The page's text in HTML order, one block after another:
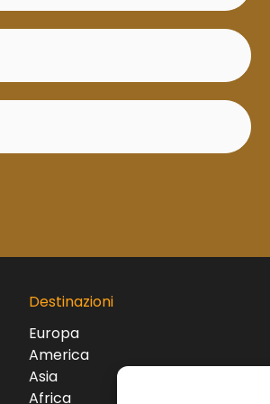
Destinazioni
Europa
America
Asia
Africa